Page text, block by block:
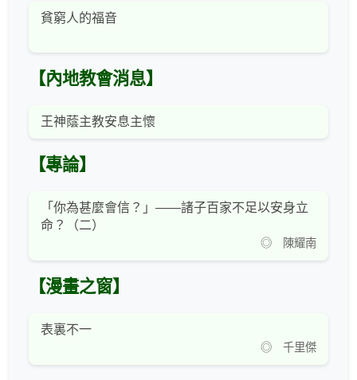
貧窮人的福音
【內地教會消息】
王神蔭主教安息主懷
【專論】
「你為甚麼會信？」——諸子百家不足以安身立
命？（二）
◎ 陳耀南
【漫畫之窗】
表裏不一
◎ 千里傑